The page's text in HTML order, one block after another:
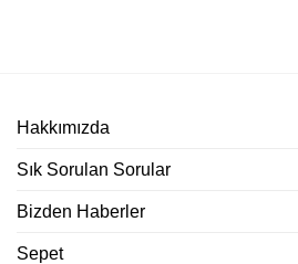
Hakkımızda
Sık Sorulan Sorular
Bizden Haberler
Sepet